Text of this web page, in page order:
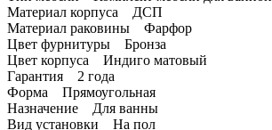
Материал корпуса ДСП
Материал раковины Фарфор
Цвет фурнитуры Бронза
Цвет корпуса Индиго матовый
Гарантия 2 года
Форма Прямоугольная
Назначение Для ванны
Вид установки На пол